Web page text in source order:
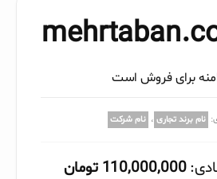
برای فروش است
نام برند تجاری ، نام شرکت
110,000,000 تومان